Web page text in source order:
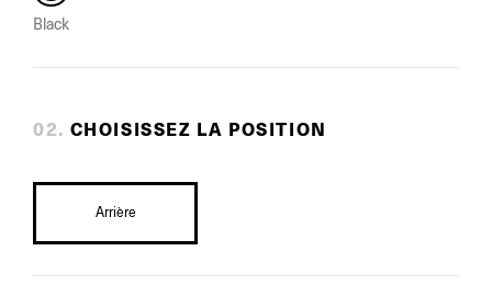
Black
02. CHOISISSEZ LA POSITION
Arrière